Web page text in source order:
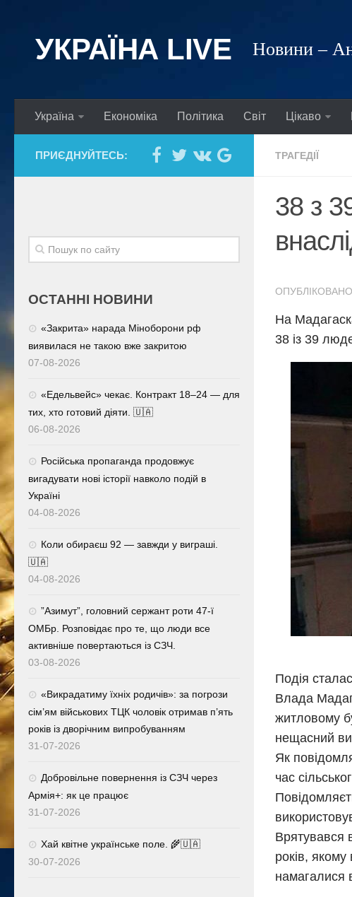
УКРАЇНА LIVE Новини –
Україна Економіка Політика Світ Цікаво
ТРАГЕДІЇ
38 з
ОПУБЛІКОВАНО
На
38 із 39
Подія
Влада
житловому
нещасний
Як
час
Врятувався
років,
намагалися
ПРИЄДНУЙТЕСЬ:
ОСТАННІ НОВИНИ
«Закрита» нарада Міноборони рф
виявилася не такою вже закритою
07-08-2026
«Едельвейс» чекає. Контракт 18–24 — для
тих, хто готовий діяти. 🇺🇦
06-08-2026
Російська пропаганда продовжує
вигадувати нові історії навколо подій в
Україні
04-08-2026
Коли обираєш 92 — завжди у виграші.
🇺🇦
04-08-2026
⁨”Азимут”, головний сержант роти 47-ї
ОМБр. Розповідає про те, що люди все
активніше повертаються із СЗЧ.
03-08-2026
«Викрадатиму їхніх родичів»: за погрози
сім’ям військових ТЦК чоловік отримав п’ять
років із дворічним випробуванням
31-07-2026
Добровільне повернення із СЗЧ через
Армія+: як це працює
31-07-2026
Хай квітне українське поле. 🌾🇺🇦
30-07-2026